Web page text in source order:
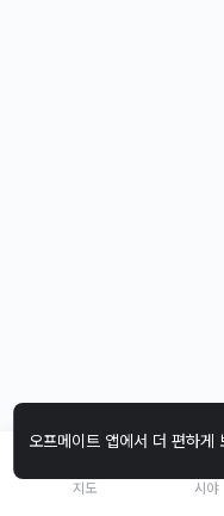
오프메이트 앱에서 더 편하게
지도 시야